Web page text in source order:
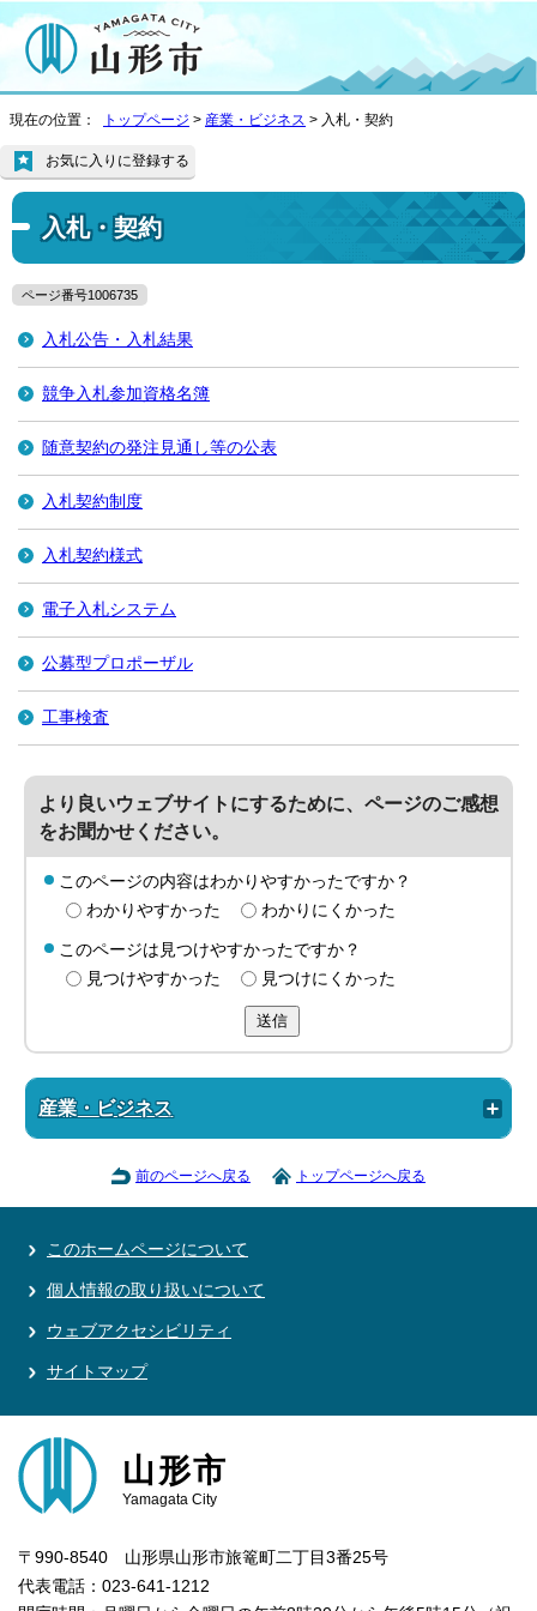
現在の位置： トップページ > 産業・ビジネス > 入札・契約
入札・契約
お気に入りに登録する
ページ番号1006735
入札公告・入札結果
競争入札参加資格名簿
随意契約の発注見通し等の公表
入札契約制度
入札契約様式
電子入札システム
公募型プロポーザル
工事検査
より良いウェブサイトにするために、ページのご感想
をお聞かせください。
このページの内容はわかりやすかったですか？
わかりやすかった
わかりにくかった
このページは見つけやすかったですか？
見つけやすかった
見つけにくかった
送信
産業・ビジネス
前のページへ戻る トップページへ戻る
このホームページについて
個人情報の取り扱いについて
ウェブアクセシビリティ
サイトマップ
山形市
Yamagata City
〒990-8540 山形県山形市旅篭町二丁目3番25号
代表電話：023-641-1212